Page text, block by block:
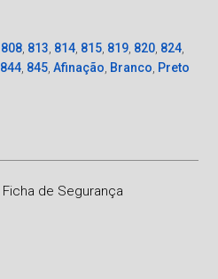
808 813 814 815 819 820 824
844 845 Afinação Branco Preto
Ficha de Segurança